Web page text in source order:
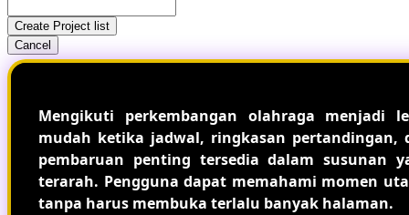
Create Project list
Cancel
Mengikuti perkembangan olahraga menjadi
mudah ketika jadwal, ringkasan pertandingan,
pembaruan penting tersedia dalam susunan
terarah. Pengguna dapat memahami momen
tanpa harus membuka terlalu banyak halaman.